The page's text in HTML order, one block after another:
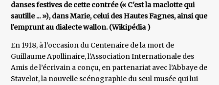
danses festives de cette contrée (« C'est la maclotte qui
sautille ... »), dans Marie, celui des Hautes Fagnes, ainsi que
l'emprunt au dialecte wallon. (Wikipédia )
En 1918, à l’occasion du Centenaire de la mort de
Guillaume Apollinaire, l’Association Internationale des
Amis de l’écrivain a conçu, en partenariat avec l’Abbaye de
Stavelot, la nouvelle scénographie du seul musée qui lui